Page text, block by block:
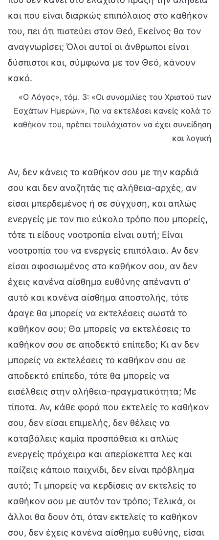
και που είναι διαρκώς επιπόλαιος στο καθήκον
του, πει ότι πιστεύει στον Θεό, Εκείνος θα τον
αναγνωρίσει; Όλοι αυτοί οι άνθρωποι είναι
δύσπιστοι και, σύμφωνα με τον Θεό, κάνουν
κακό.
«Ο Λόγος», τόμ. 3: «Οι συνομιλίες του Χριστού των
Εσχάτων Ημερών», Για να εκτελέσει κανείς καλά το
καθήκον του, πρέπει τουλάχιστον να έχει συνείδηση
και λογική
Αν, δεν κάνεις το καθήκον σου με την καρδιά
σου και δεν αναζητάς τις αλήθεια-αρχές, αν
είσαι μπερδεμένος ή σε σύγχυση, και απλώς
ενεργείς με τον πιο εύκολο τρόπο που μπορείς,
τότε τι είδους νοοτροπία είναι αυτή; Είναι
νοοτροπία του να ενεργείς επιπόλαια. Αν δεν
είσαι αφοσιωμένος στο καθήκον σου, αν δεν
έχεις κανένα αίσθημα ευθύνης απέναντι σ’
αυτό και κανένα αίσθημα αποστολής, τότε
άραγε θα μπορείς να εκτελέσεις σωστά το
καθήκον σου; Θα μπορείς να εκτελέσεις το
καθήκον σου σε αποδεκτό επίπεδο; Κι αν δεν
μπορείς να εκτελέσεις το καθήκον σου σε
αποδεκτό επίπεδο, τότε θα μπορείς να
εισέλθεις στην αλήθεια-πραγματικότητα; Με
τίποτα. Αν, κάθε φορά που εκτελείς το καθήκον
σου, δεν είσαι επιμελής, δεν θέλεις να
καταβάλεις καμία προσπάθεια κι απλώς
ενεργείς πρόχειρα και απερίσκεπτα λες και
παίζεις κάποιο παιχνίδι, δεν είναι πρόβλημα
αυτό; Τι μπορείς να κερδίσεις αν εκτελείς το
καθήκον σου με αυτόν τον τρόπο; Τελικά, οι
άλλοι θα δουν ότι, όταν εκτελείς το καθήκον
σου, δεν έχεις κανένα αίσθημα ευθύνης, είσαι